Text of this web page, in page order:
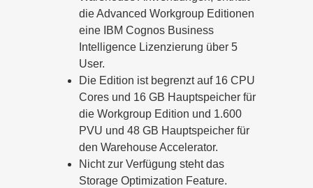
die Advanced Workgroup Editionen
eine IBM Cognos Business
Intelligence Lizenzierung über 5
User.
Die Edition ist begrenzt auf 16 CPU
Cores und 16 GB Hauptspeicher für
die Workgroup Edition und 1.600
PVU und 48 GB Hauptspeicher für
den Warehouse Accelerator.
Nicht zur Verfügung steht das
Storage Optimization Feature.